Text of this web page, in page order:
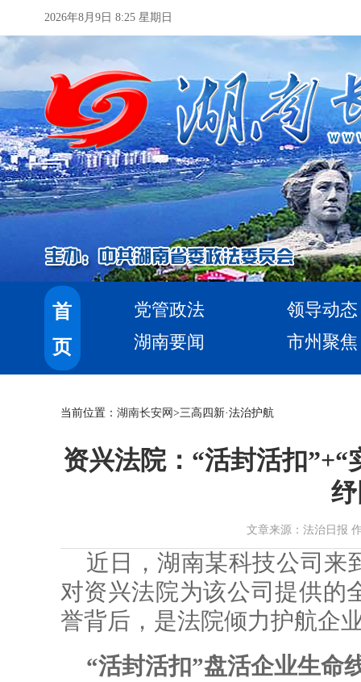
2026年8月9日 8:25 星期日
首
页
党管政法
领导动态
湖南要闻
市州聚焦
当前位置： 湖南长安网 >三高四新·法治护航
资兴法院：“活封活扣
文章来源：法治日报
近日，湖南某科技公司来
对资兴法院为该公司提供的
誉背后，是法院倾力护航企
“活封活扣”盘活企业生命